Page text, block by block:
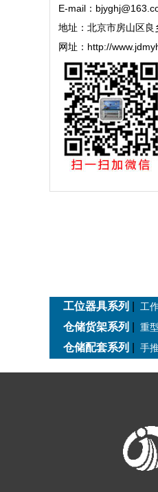
E-mail：
地址：北京市房山区良
网址：http://
工位器具系列 工
仓储货架系列 重
仓储配套系列 手